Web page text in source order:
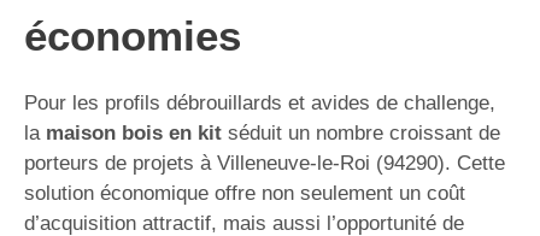
économies
Pour les profils débrouillards et avides de challenge,
la maison bois en kit séduit un nombre croissant de
porteurs de projets à Villeneuve-le-Roi (94290). Cette
solution économique offre non seulement un coût
d’acquisition attractif, mais aussi l’opportunité de